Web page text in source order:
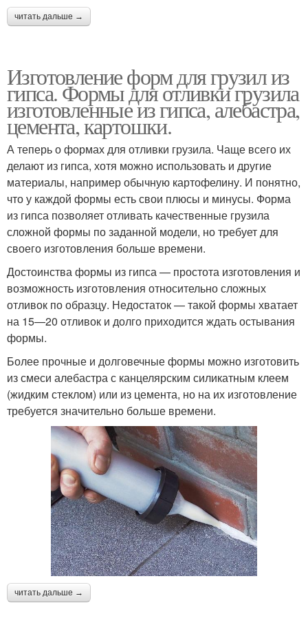
читать дальше →
Изготовление форм для грузил из
гипса. Формы для отливки грузила
изготовленные из гипса, алебастра,
цемента, картошки.
А теперь о формах для отливки грузила. Чаще всего их
делают из гипса, хотя можно использовать и другие
материалы, например обычную картофелину. И понятно,
что у каждой формы есть свои плюсы и минусы. Форма
из гипса позволяет отливать качественные грузила
сложной формы по заданной модели, но требует для
своего изготовления больше времени.
Достоинства формы из гипса — простота изготовления и
возможность изготовления относительно сложных
отливок по образцу. Недостаток — такой формы хватает
на 15—20 отливок и долго приходится ждать остывания
формы.
Более прочные и долговечные формы можно изготовить
из смеси алебастра с канцелярским силикатным клеем
(жидким стеклом) или из цемента, но на их изготовление
требуется значительно больше времени.
читать дальше →